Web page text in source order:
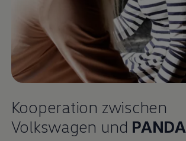
Kooperation zwischen
Volkswagen und PANDA